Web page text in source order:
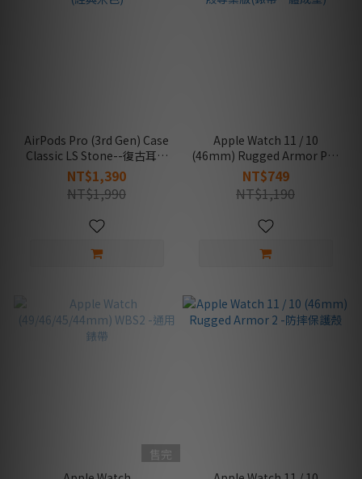
AirPods Pro (3rd Gen) Case
Classic LS Stone--復古耳機
殼(經典米色)
NT$1,390
NT$1,990
Apple Watch 11 / 10
(46mm) Rugged Armor Pro
2 -防摔保護殼專業版(錶帶一
體成型)
NT$749
NT$1,190
售完